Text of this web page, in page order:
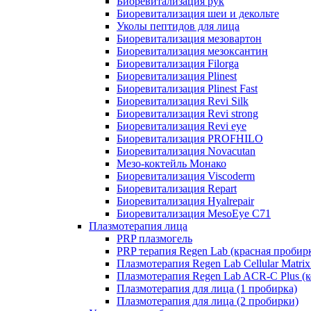
Биоревитализация шеи и декольте
Уколы пептидов для лица
Биоревитализация мезовартон
Биоревитализация мезоксантин
Биоревитализация Filorga
Биоревитализация Plinest
Биоревитализация Plinest Fast
Биоревитализация Revi Silk
Биоревитализация Revi strong
Биоревитализация Revi eye
Биоревитализация PROFHILO
Биоревитализация Novacutan
Мезо-коктейль Монако
Биоревитализация Viscoderm
Биоревитализация Repart
Биоревитализация Hyalrepair
Биоревитализация MesoEye C71
Плазмотерапия лица
PRP плазмогель
PRP терапия Regen Lab (красная
Плазмотерапия Regen Lab Cellular
Плазмотерапия Regen Lab ACR-C Plus
Плазмотерапия для лица (1 пробирка)
Плазмотерапия для лица (2 пробирки)